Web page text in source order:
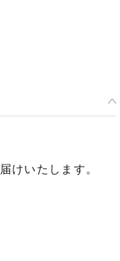
けいたします。